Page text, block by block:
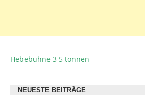
BEITRAGSNAVIGATION
Hebebühne 3 5 tonnen
NEUESTE BEITRÄGE